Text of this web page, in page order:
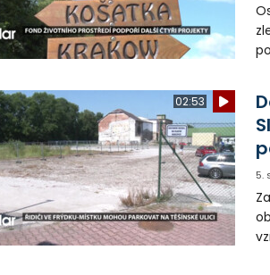
02:53
5.